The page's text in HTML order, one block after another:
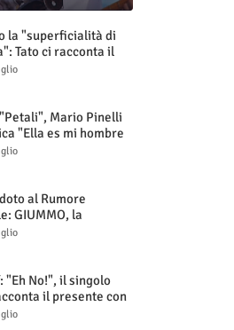
la "superficialità di
Tato ci racconta il
singolo "Vuoti digitali"
Mario Pinelli
"Ella es mi hombre
è lei)"
al Rumore
GIUMMO, la
e la Cruda Verità
"Eh No!", il singolo
il presente con
autenticità